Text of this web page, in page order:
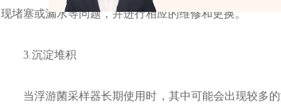
现堵塞或漏水等问题，并进行相应的维修和更换。
3.沉淀堆积
当浮游菌采样器长期使用时，其中可能会出现较多的